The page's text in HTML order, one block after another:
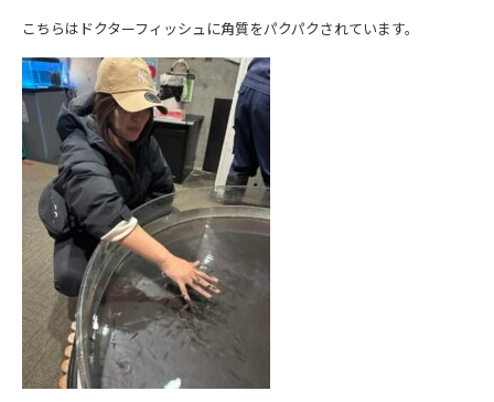
こちらはドクターフィッシュに角質をパクパクされています。